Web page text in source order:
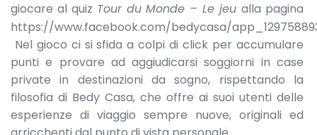
giocare al quiz Tour du Monde – Le jeu alla pagina
https://www.facebook.com/bedycasa/
Nel gioco ci si sfida a colpi di click per accumulare
punti e provare ad aggiudicarsi soggiorni in case
private in destinazioni da sogno, rispettando la
filosofia di Bedy Casa, che offre ai suoi utenti delle
esperienze di viaggio sempre nuove, originali ed